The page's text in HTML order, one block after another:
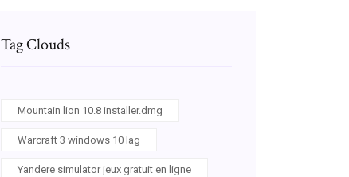
Tag Clouds
Mountain lion 10.8 installer.dmg
Warcraft 3 windows 10 lag
Yandere simulator jeux gratuit en ligne